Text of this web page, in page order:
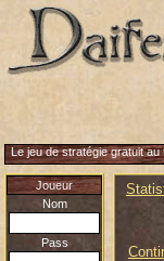
Le jeu de stratégie gratuit au
Joueur
Nom